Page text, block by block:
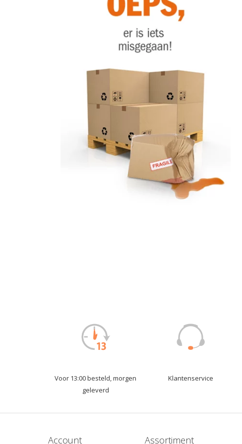
Voor 13:00 besteld, morgen
geleverd
Klantenservice
Account Assortiment